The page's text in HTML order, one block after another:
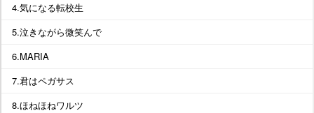
4.気になる転校生
5.泣きながら微笑んで
6.MARIA
7.君はペガサス
8.ほねほねワルツ